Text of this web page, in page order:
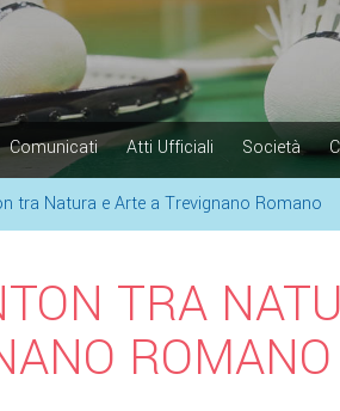
Comunicati Atti Ufficiali Società
tra Natura e Arte a Trevignano Romano
TRA
ROMANO